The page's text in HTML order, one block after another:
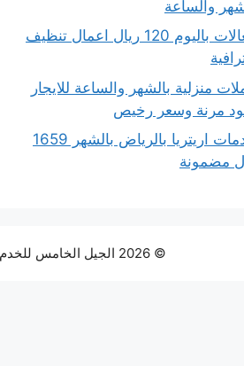
والساعة
شغالات باليوم 120 ريال اعمال تنظيف
منزلية بالشهر والساعة للايجار
مرنة وسعر رخيص
خادمات اريتريا بالرياض بالشهر 1659
مضمونة
© 2026 الجيل الخامس للخدم